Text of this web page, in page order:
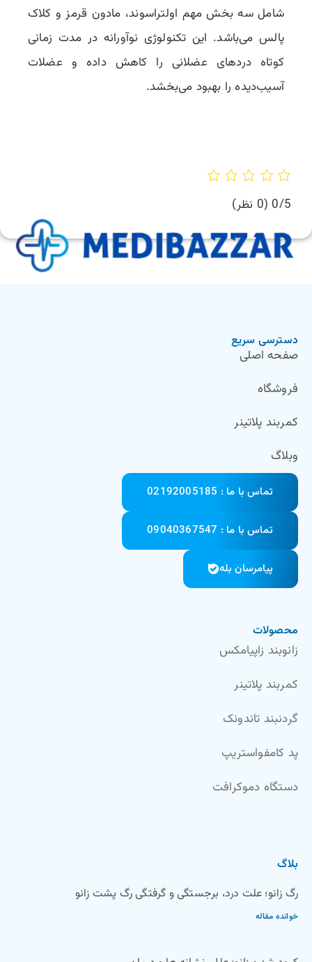
شامل سه بخش مهم اولتراسوند، مادون قرمز و کلاک
پالس می‌باشد. این تکنولوژی نوآورانه در مدت زمانی
کوتاه دردهای عضلانی را کاهش داده و عضلات
آسیب‌دیده را بهبود می‌بخشد.
0/5 (0 نظر)
دسترسی سریع
صفحه اصلی
فروشگاه
کمربند پلاتینر
وبلاگ
تماس با ما : 02192005185
تماس با ما : 09040367547
پیامرسان بله
محصولات
زانوبند زاپیامکس
کمربند پلاتینر
گردنبند تاندونک
پد کامفواستریپ
دستگاه دموکرافت
بلاگ
رگ زانو؛ علت درد، برجستگی و گرفتگی رگ پشت زانو
خوانده مقاله